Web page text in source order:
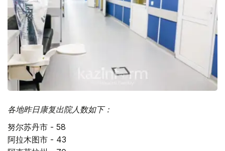
各地昨日康复出院人数如下：
努尔苏丹市 - 58
阿拉木图市 - 43